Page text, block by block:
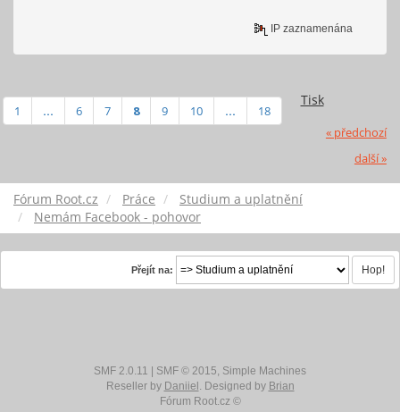
IP zaznamenána
Tisk
1 ... 6 7 8 9 10 ... 18
« předchozí
další »
Fórum Root.cz Práce
Studium a uplatnění
Nemám Facebook - pohovor
Přejít na:
SMF 2.0.11 SMF © 2015, Simple Machines
Reseller by Daniiel . Designed by Brian
Fórum Root.cz ©